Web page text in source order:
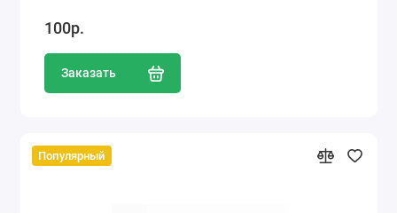
100р.
Заказать
Популярный